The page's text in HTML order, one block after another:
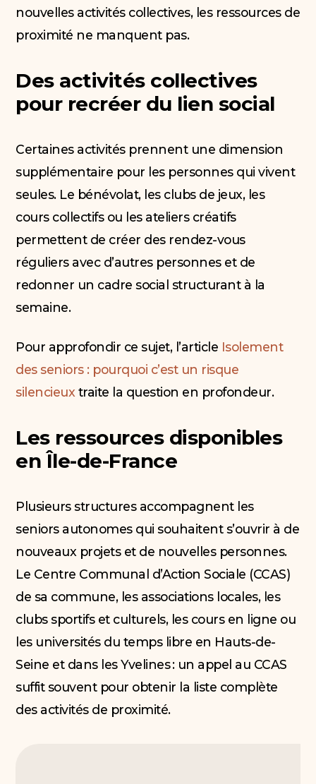
nouvelles activités collectives, les ressources de
proximité ne manquent pas.
Des activités collectives
pour recréer du lien social
Certaines activités prennent une dimension
supplémentaire pour les personnes qui vivent
seules. Le bénévolat, les clubs de jeux, les
cours collectifs ou les ateliers créatifs
permettent de créer des rendez-vous
réguliers avec d’autres personnes et de
redonner un cadre social structurant à la
semaine.
Pour approfondir ce sujet, l’article Isolement
des seniors : pourquoi c’est un risque
silencieux traite la question en profondeur.
Les ressources disponibles
en Île-de-France
Plusieurs structures accompagnent les
seniors autonomes qui souhaitent s’ouvrir à de
nouveaux projets et de nouvelles personnes.
Le Centre Communal d’Action Sociale (CCAS)
de sa commune, les associations locales, les
clubs sportifs et culturels, les cours en ligne ou
les universités du temps libre en Hauts-de-
Seine et dans les Yvelines : un appel au CCAS
suffit souvent pour obtenir la liste complète
des activités de proximité.